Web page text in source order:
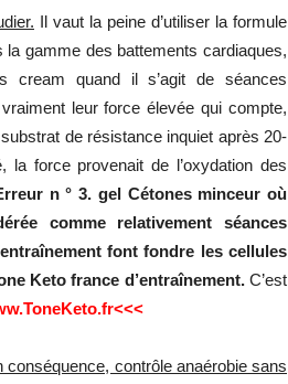
Il vaut la peine d’utiliser la formule
gamme des battements cardiaques,
quand il s’agit de séances
leur force élevée qui compte,
de résistance inquiet après 20-
force provenait de l’oxydation des
n ° 3. gel Cétones minceur où
comme relativement séances
font fondre les cellules
Keto france d’entraînement.C’est
contrôle anaérobie sans